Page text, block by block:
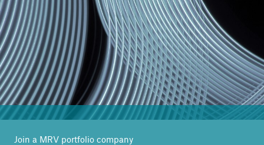
Our value
Portfolio
Investment areas
Team
News
Join a MRV portfolio company